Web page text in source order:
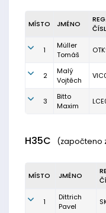
MÍSTO JMÉNO
REG.
1
Müller
Tomáš
2
Malý
Vojtěch
3
Bitto
Maxim
H35C (započteno
MÍSTO JMÉNO
1
Dittrich
Pavel